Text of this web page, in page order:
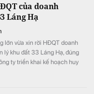
của doanh
Láng Hạ
lớn vừa xin rời HĐQT doanh
lý khu đất 33 Láng Hạ, đúng
ty triển khai kế hoạch huy